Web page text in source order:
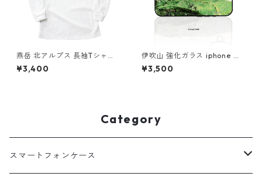
燕岳 北アルプス 長袖Tシャツ
ホワイト ドライ 吸水速乾 山
登山 山Tシャツ 山のイラスト
¥3,400
伊吹山 強化ガラス iphone ス
マホケース スマホカバーアウ
トドア 登山 山
¥3,500
Category
スマートフォンケース